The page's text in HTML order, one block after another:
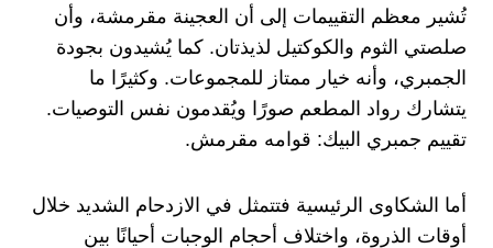
تُشير معظم التقييمات إلى أن العجينة مقرمشة، وأن
صلصتي الثوم والكوكتيل لذيذتان. كما يُشيدون بجودة
الجمبري، وأنه خيار ممتاز للمجموعات. وكثيرًا ما
يتشارك رواد المطعم صورًا ويُقدمون نفس التوصيات.
تقييم جمبري البيك: قوامه مقرمش.
أما الشكاوى الرئيسية فتتمثل في الازدحام الشديد خلال
أوقات الذروة، واختلاف أحجام الوجبات أحيانًا بين